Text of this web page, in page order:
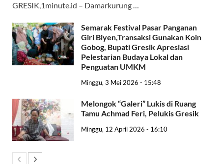
GRESIK,1minute.id – Damarkurung …
Semarak Festival Pasar Panganan
Giri Biyen,Transaksi Gunakan Koin
Gobog, Bupati Gresik Apresiasi
Pelestarian Budaya Lokal dan
Penguatan UMKM
Minggu, 3 Mei 2026 - 15:48
Melongok “Galeri” Lukis di Ruang
Tamu Achmad Feri, Pelukis Gresik
Minggu, 12 April 2026 - 16:10